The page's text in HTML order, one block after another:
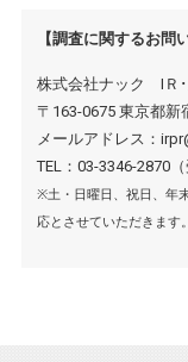
【調査に関するお問
株式会社ナック IＲ
〒163-0675 東京都新
メールアドレス：
TEL：03-3346-2870
※土・日曜日、祝日、年
応とさせていただきます。